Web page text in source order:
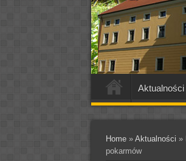
Aktualności
Home» Aktualności »
pokarmów